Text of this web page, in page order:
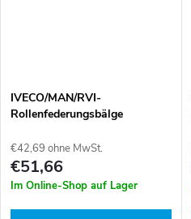
IVECO/MAN/RVI-
Rollenfederungsbälge
€42,69 ohne MwSt.
€51,66
Im Online-Shop auf Lager